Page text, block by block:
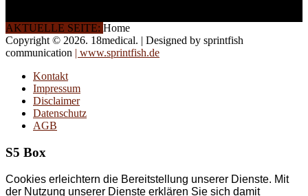
AKTUELLE SEITE: Home
Copyright © 2026. 18medical. | Designed by sprintfish
communication | www.sprintfish.de
Kontakt
Impressum
Disclaimer
Datenschutz
AGB
S5 Box
Cookies erleichtern die Bereitstellung unserer Dienste. Mit
der Nutzung unserer Dienste erklären Sie sich damit